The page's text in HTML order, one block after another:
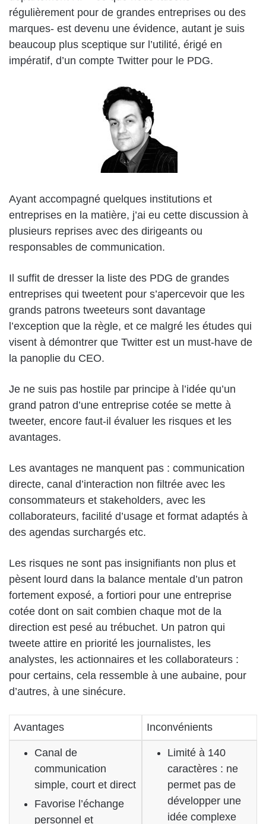
régulièrement pour de grandes entreprises ou des
marques- est devenu une évidence, autant je suis
beaucoup plus sceptique sur l’utilité, érigé en
impératif, d’un compte Twitter pour le PDG.
Ayant accompagné quelques institutions et
entreprises en la matière, j’ai eu cette discussion à
plusieurs reprises avec des dirigeants ou
responsables de communication.
Il suffit de dresser la liste des PDG de grandes
entreprises qui tweetent pour s’apercevoir que les
grands patrons tweeteurs sont davantage
l’exception que la règle, et ce malgré les études qui
visent à démontrer que Twitter est un must-have de
la panoplie du CEO.
Je ne suis pas hostile par principe à l’idée qu’un
grand patron d’une entreprise cotée se mette à
tweeter, encore faut-il évaluer les risques et les
avantages.
Les avantages ne manquent pas : communication
directe, canal d’interaction non filtrée avec les
consommateurs et stakeholders, avec les
collaborateurs, facilité d’usage et format adaptés à
des agendas surchargés etc.
Les risques ne sont pas insignifiants non plus et
pèsent lourd dans la balance mentale d’un patron
fortement exposé, a fortiori pour une entreprise
cotée dont on sait combien chaque mot de la
direction est pesé au trébuchet. Un patron qui
tweete attire en priorité les journalistes, les
analystes, les actionnaires et les collaborateurs :
pour certains, cela ressemble à une aubaine, pour
d’autres, à une sinécure.
Avantages Inconvénients
Canal de
communication
simple, court et direct
Favorise l’échange
personnel et
Limité à 140
caractères : ne
permet pas de
développer une
idée complexe